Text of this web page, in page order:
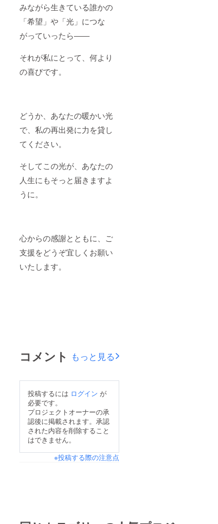
みながら生きている誰かの
「希望」や「光」につな
がっていったら――
それが私にとって、何より
の喜びです。
どうか、あなたの暖かい光
で、私の再出発に力を貸し
てください。
そしてこの光が、あなたの
人生にもそっと届きますよ
うに。
心からの感謝とともに、ご
支援をどうぞ宜しくお願い
いたします。
コメント もっと見る
投稿するには ログイン が
必要です。
プロジェクトオーナーの承
認後に掲載されます。承認
された内容を削除すること
はできません。
※投稿する際の注意点